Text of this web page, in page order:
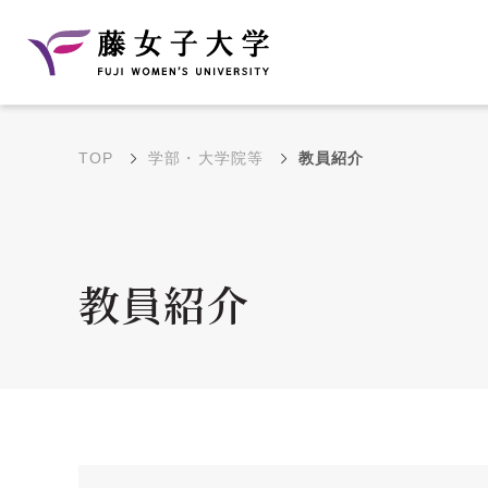
学部・学科の教育目的
大学院の教育目的
TOP 学部・大学院等 教員紹介
教員紹介